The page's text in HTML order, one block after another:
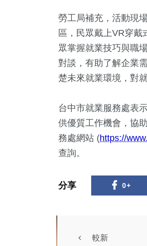
勞工局補充，活動現
區，民眾戴上VR穿戴
眾掌握就業技巧與職
對談，有助了解企業
楚未來就業環境，對
台中市就業服務處表
供優質工作機會，協
務處網站 (https://
查詢。
分享 0+
較新